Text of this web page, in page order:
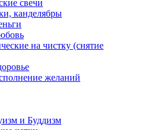
свечи
канделябры
на чистку (снятие
желаний
и Буддизм